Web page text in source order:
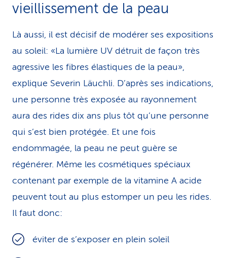
vieillissement de la peau
Là aussi, il est décisif de modérer ses expositions
au soleil: «La lumière UV détruit de façon très
agressive les fibres élastiques de la peau»,
explique Severin Läuchli. D’après ses indications,
une personne très exposée au rayonnement
aura des rides dix ans plus tôt qu’une personne
qui s’est bien protégée. Et une fois
endommagée, la peau ne peut guère se
régénérer. Même les cosmétiques spéciaux
contenant par exemple de la vitamine A acide
peuvent tout au plus estomper un peu les rides.
Il faut donc:
éviter de s’exposer en plein soleil